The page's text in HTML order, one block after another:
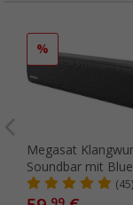
%
Megasat
Soundbar mit
USB / Klinke
(45)